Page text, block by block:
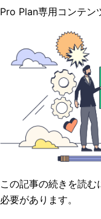
Pro Plan専用コンテン
この記事の続きを読
必要があります。